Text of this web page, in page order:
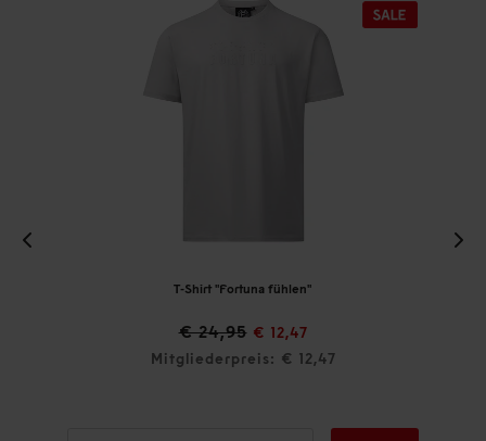
T-Shirt "Fortuna fühlen"
€ 24,95 € 12,47
Mitgliederpreis: € 12,47